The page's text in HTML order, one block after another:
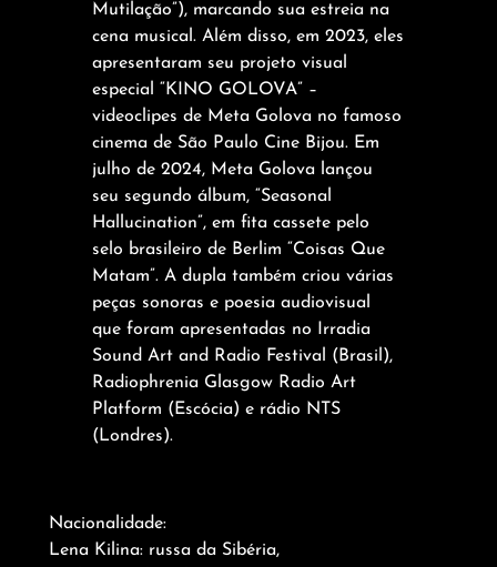
Mutilação”), marcando sua estreia na
cena musical. Além disso, em 2023, eles
apresentaram seu projeto visual
especial “KINO GOLOVA” –
videoclipes de Meta Golova no famoso
cinema de São Paulo Cine Bijou. Em
julho de 2024, Meta Golova lançou
seu segundo álbum, “Seasonal
Hallucination”, em fita cassete pelo
selo brasileiro de Berlim “Coisas Que
Matam”. A dupla também criou várias
peças sonoras e poesia audiovisual
que foram apresentadas no Irradia
Sound Art and Radio Festival (Brasil),
Radiophrenia Glasgow Radio Art
Platform (Escócia) e rádio NTS
(Londres).
Nacionalidade:
Lena Kilina: russa da Sibéria,